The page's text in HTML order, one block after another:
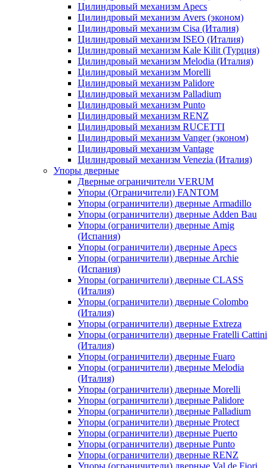
Цилиндровый механизм Apecs
Цилиндровый механизм Avers (эконом)
Цилиндровый механизм Cisa (Италия)
Цилиндровый механизм ISEO (Италия)
Цилиндровый механизм Kale Kilit (Турция)
Цилиндровый механизм Melodia (Италия)
Цилиндровый механизм Morelli
Цилиндровый механизм Palidore
Цилиндровый механизм Palladium
Цилиндровый механизм Punto
Цилиндровый механизм RENZ
Цилиндровый механизм RUCETTI
Цилиндровый механизм Vanger (эконом)
Цилиндровый механизм Vantage
Цилиндровый механизм Venezia (Италия)
Упоры дверные
Дверные ограничители VERUM
Упоры (Ограничители) FANTOM
Упоры (ограничители) дверные Armadillo
Упоры (ограничители) дверные Adden Bau
Упоры (ограничители) дверные Amig
(Испания)
Упоры (ограничители) дверные Apecs
Упоры (ограничители) дверные Archie
(Испания)
Упоры (ограничители) дверные CLASS
(Италия)
Упоры (ограничители) дверные Colombo
(Италия)
Упоры (ограничители) дверные Extreza
Упоры (ограничители) дверные Fratelli Cattini
(Италия)
Упоры (ограничители) дверные Fuaro
Упоры (ограничители) дверные Melodia
(Италия)
Упоры (ограничители) дверные Morelli
Упоры (ограничители) дверные Palidore
Упоры (ограничители) дверные Palladium
Упоры (ограничители) дверные Protect
Упоры (ограничители) дверные Puerto
Упоры (ограничители) дверные Punto
Упоры (ограничители) дверные RENZ
Упоры (ограничители) дверные Val de Fiori